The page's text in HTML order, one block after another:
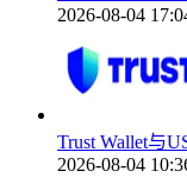
2026-08-04
Trust Wallet与
2026-08-04